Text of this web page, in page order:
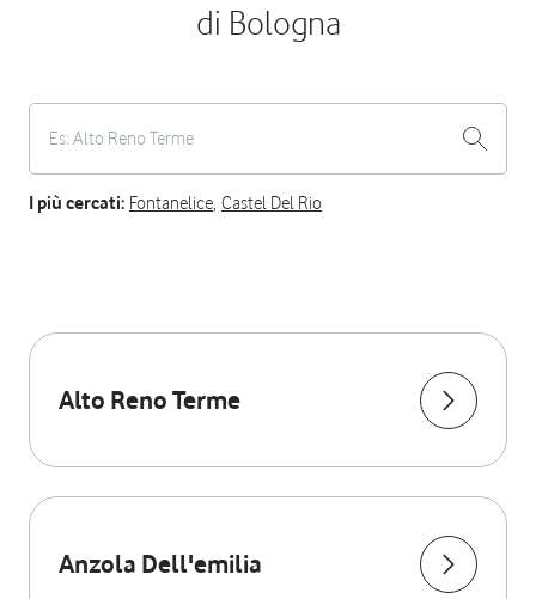
di Bologna
I più cercati: Fontanelice, Castel Del Rio
Alto Reno Terme
Anzola Dell'emilia